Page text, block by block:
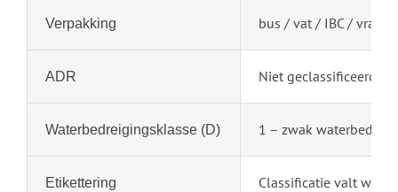
Verpakking bus / vat / IBC /
ADR Niet geclassificeerd
Waterbedreigingsklasse (D) 1 – zwak
Etikettering Classificatie valt weg